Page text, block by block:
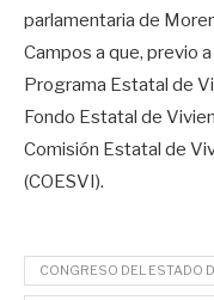
parlamentaria de
Campos a que, previo
Programa Estatal de
Fondo Estatal de
Comisión Estatal de
(COESVI).
CONGRESO DEL ESTADO